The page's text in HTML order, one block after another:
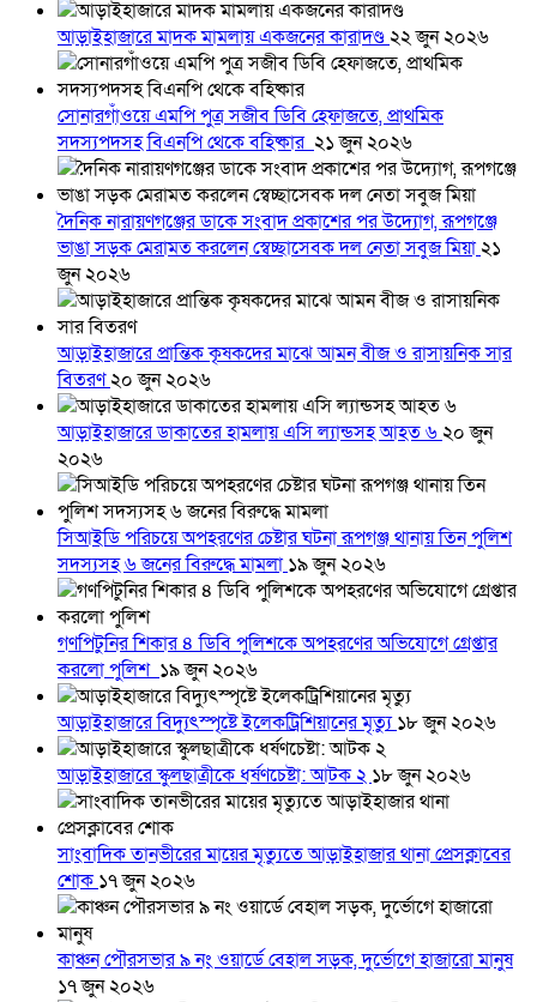
আড়াইহাজারে মাদক মামলায় একজনের কারাদণ্ড২২ জুন ২০২৬
সোনারগাঁওয়ে এমপি পুত্র সজীব ডিবি হেফাজতে, প্রাথমিক
সদস্যপদসহ বিএনপি থেকে বহিষ্কার ২১ জুন ২০২৬
দৈনিক নারায়ণগঞ্জের ডাকে সংবাদ প্রকাশের পর উদ্যোগ, রূপগঞ্জে
ভাঙা সড়ক মেরামত করলেন স্বেচ্ছাসেবক দল নেতা সবুজ মিয়া২১
জুন ২০২৬
আড়াইহাজারে প্রান্তিক কৃষকদের মাঝে আমন বীজ ও রাসায়নিক সার
বিতরণ২০ জুন ২০২৬
আড়াইহাজারে ডাকাতের হামলায় এসি ল্যান্ডসহ আহত ৬২০ জুন
২০২৬
সিআইডি পরিচয়ে অপহরণের চেষ্টার ঘটনা রূপগঞ্জ থানায় তিন পুলিশ
সদস্যসহ ৬ জনের বিরুদ্ধে মামলা ১৯ জুন ২০২৬
গণপিটুনির শিকার ৪ ডিবি পুলিশকে অপহরণের অভিযোগে গ্রেপ্তার
করলো পুলিশ ১৯ জুন ২০২৬
আড়াইহাজারে বিদ্যুৎস্পৃষ্টে ইলেকট্রিশিয়ানের মৃত্যু১৮ জুন ২০২৬
আড়াইহাজারে স্কুলছাত্রীকে ধর্ষণচেষ্টা: আটক ২ ১৮ জুন ২০২৬
সাংবাদিক তানভীরের মায়ের মৃত্যুতে আড়াইহাজার থানা প্রেসক্লাবের
শোক ১৭ জুন ২০২৬
কাঞ্চন পৌরসভার ৯ নং ওয়ার্ডে বেহাল সড়ক, দুর্ভোগে হাজারো মানুষ
১৭ জুন ২০২৬